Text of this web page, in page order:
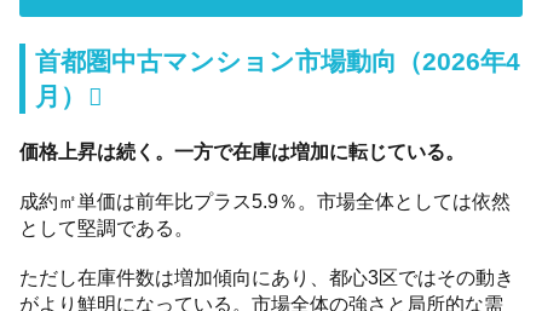
首都圏中古マンション市場動向（2026年4
月）
価格上昇は続く。一方で在庫は増加に転じている。
成約㎡単価は前年比プラス5.9％。市場全体としては依然
として堅調である。
ただし在庫件数は増加傾向にあり、都心3区ではその動き
がより鮮明になっている。市場全体の強さと局所的な需